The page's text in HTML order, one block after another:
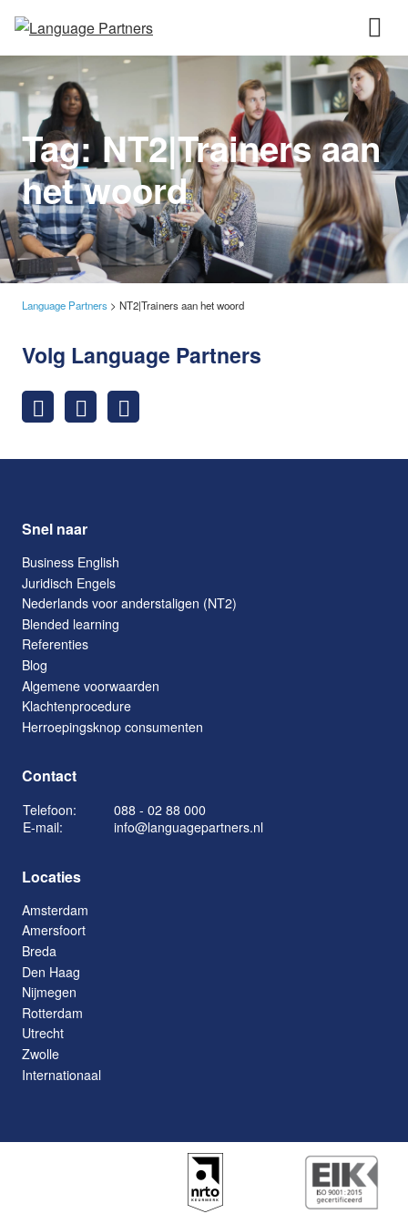
Tag:NT2|Trainers aan
het woord
Language Partners > NT2|Trainers aan het woord
Volg Language Partners
Snel naar
Business English
Juridisch Engels
Nederlands voor anderstaligen (NT2)
Blended learning
Referenties
Blog
Algemene voorwaarden
Klachtenprocedure
Herroepingsknop consumenten
Contact
Telefoon:
088 - 02 88 000
E-mail:
info@languagepartners.nl
Locaties
Amsterdam
Amersfoort
Breda
Den Haag
Nijmegen
Rotterdam
Utrecht
Zwolle
Internationaal